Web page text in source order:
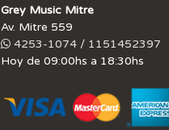
Grey Music Mitre
Av. Mitre 559
4253-1074 / 1151452397
Hoy de 09:00hs a 18:30hs